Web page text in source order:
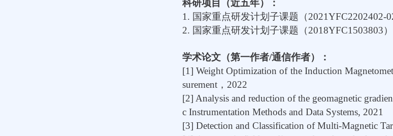
科研项目（近五年）：
1. 国家重点研发计划子课题（2021YFC2202402-
2. 国家重点研发计划子课题（2018YFC1503803
学术论文（第一作者/通信作者）：
[1] Weight Optimization of the Induction
surement， 2022
[2] Analysis and reduction of the geomagnetic
c Instrumentation Methods and Data Systems, 2021
[3] Detection and Classification of Multi-Magnetic